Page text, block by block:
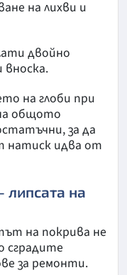
на лихви и
двойно
на глоби при
общото
за да
натиск идва от
на
на покрива не
сградите
за ремонти.